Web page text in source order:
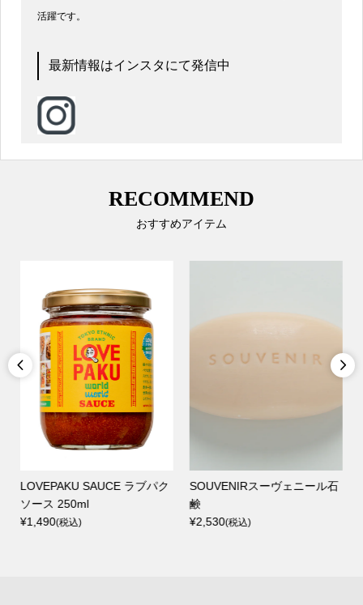
活躍です。
最新情報はインスタにて発信中
RECOMMEND
おすすめアイテム

LOVEPAKU SAUCE ラブパク
ソース 250ml
¥1,490(税込)
SOUVENIRスーヴェニール石
鹸
¥2,530(税込)
